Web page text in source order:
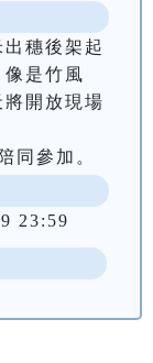
出穗後架起
是竹風
開放現場
同參加。
23:59